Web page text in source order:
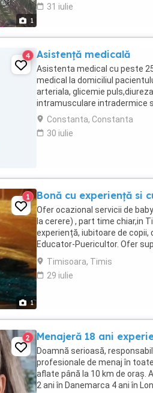
1
31 iulie
4 Asistență medicală
Asistenta medical cu peste
medical la domiciliul
arteriala, glicemie
intramusculare intradermice
Constanta, Constanta
30 iulie
1
1 Bonă cu experiență si
Ofer ocazional servicii de
la cerere) , part time chiar,in
experiență, iubitoare de copii,
Educator-Puericultor. Ofer
joacă etc. O ...
Timisoara, Timis
29 iulie
2 Menajeră 18 ani
Doamnă serioasă,
profesionale de menaj în
aflate până la 10 km de oraș.
2 ani în Danemarca 4 ani în